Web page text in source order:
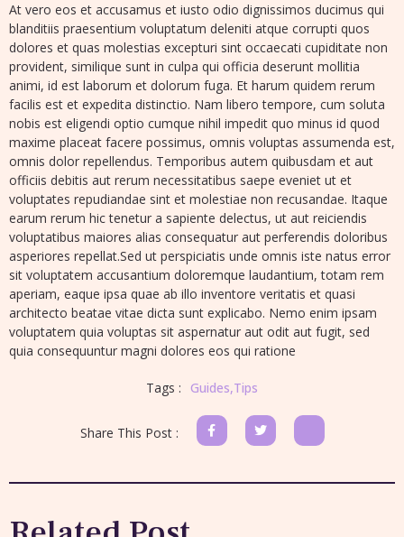
At vero eos et accusamus et iusto odio dignissimos ducimus qui
blanditiis praesentium voluptatum deleniti atque corrupti quos
dolores et quas molestias excepturi sint occaecati cupiditate non
provident, similique sunt in culpa qui officia deserunt mollitia
animi, id est laborum et dolorum fuga. Et harum quidem rerum
facilis est et expedita distinctio. Nam libero tempore, cum soluta
nobis est eligendi optio cumque nihil impedit quo minus id quod
maxime placeat facere possimus, omnis voluptas assumenda est,
omnis dolor repellendus. Temporibus autem quibusdam et aut
officiis debitis aut rerum necessitatibus saepe eveniet ut et
voluptates repudiandae sint et molestiae non recusandae. Itaque
earum rerum hic tenetur a sapiente delectus, ut aut reiciendis
voluptatibus maiores alias consequatur aut perferendis doloribus
asperiores repellat.Sed ut perspiciatis unde omnis iste natus error
sit voluptatem accusantium doloremque laudantium, totam rem
aperiam, eaque ipsa quae ab illo inventore veritatis et quasi
architecto beatae vitae dicta sunt explicabo. Nemo enim ipsam
voluptatem quia voluptas sit aspernatur aut odit aut fugit, sed
quia consequuntur magni dolores eos qui ratione
Tags : Guides,Tips
Share This Post :